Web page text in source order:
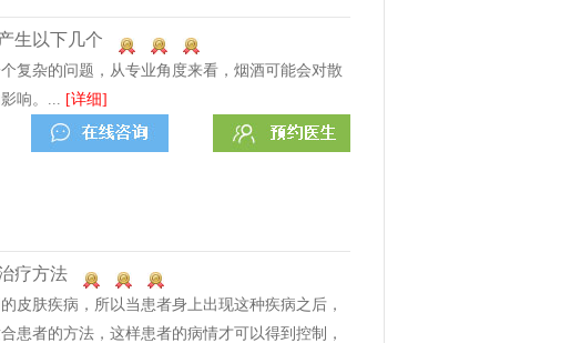
生以下几个
复杂的问题，从专业角度来看，烟酒可能会对散
响。... [详细]
疗方法
皮肤疾病，所以当患者身上出现这种疾病之后，
患者的方法，这样患者的病情才可以得到控制，